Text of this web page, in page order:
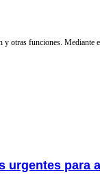
otras funciones.
urgentes para